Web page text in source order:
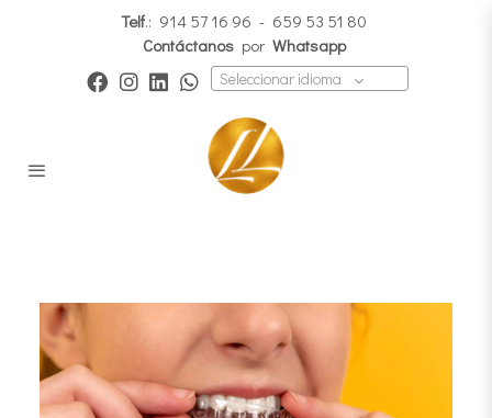
Telf.: 914 57 16 96 - 659 53 51 80
Contáctanos por Whatsapp
Seleccionar idioma